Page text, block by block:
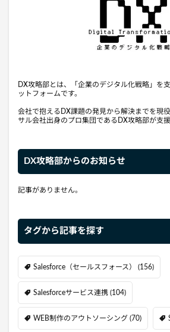
DX攻略部とは、「企業のデジタル化戦略」を
ットフォームです。
会社で抱えるDX課題の発見から解決までを現
サル会社出身のプロ集団であるDX攻略部が支援
DX攻略部からのお知らせ
記事がありません。
タグから記事を探す
Salesforce（セールスフォース） (156)
Salesforceサービス連携 (104)
WEB制作のアウトソーシング (70)